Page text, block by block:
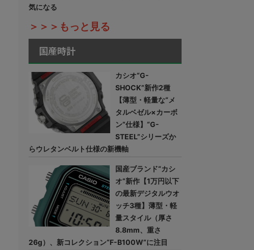
気になる
＞＞＞もっと見る
国産時計
カシオ“G-
SHOCK”新作2種
【薄型・軽量な“メ
タルベゼル×カーボ
ン”仕様】“G-
STEEL”シリーズか
らウレタンベルト仕様の新機軸
国産ブランド“カシ
オ”新作【1万円以下
の最新デジタルウオ
ッチ3種】薄型・軽
量スタイル（厚さ
8.8mm、重さ
26g）、新コレクション“F-B100W”に注目